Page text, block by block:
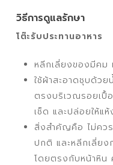
วิธีการดูแลรักษา
โต๊ะรับประทานอาหาร
หลีกเลี่ยงของมีคม
ใช้ผ้าสะอาดชุบด้วย
ตรงบริเวณรอยเปื้
เช็ด และปล่อยให้แห้
สิ่งสำคัญคือ ไม่คว
ปกติ และหลีกเลี่ย
โดยตรงกับหน้าหิน